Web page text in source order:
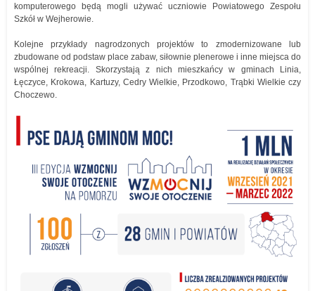
komputerowego będą mogli używać uczniowie Powiatowego Zespołu
Szkół w Wejherowie.
Kolejne przykłady nagrodzonych projektów to zmodernizowane lub
zbudowane od podstaw place zabaw, siłownie plenerowe i inne miejsca do
wspólnej rekreacji. Skorzystają z nich mieszkańcy w gminach Linia,
Łęczyce, Krokowa, Kartuzy, Cedry Wielkie, Przodkowo, Trąbki Wielkie czy
Choczewo.